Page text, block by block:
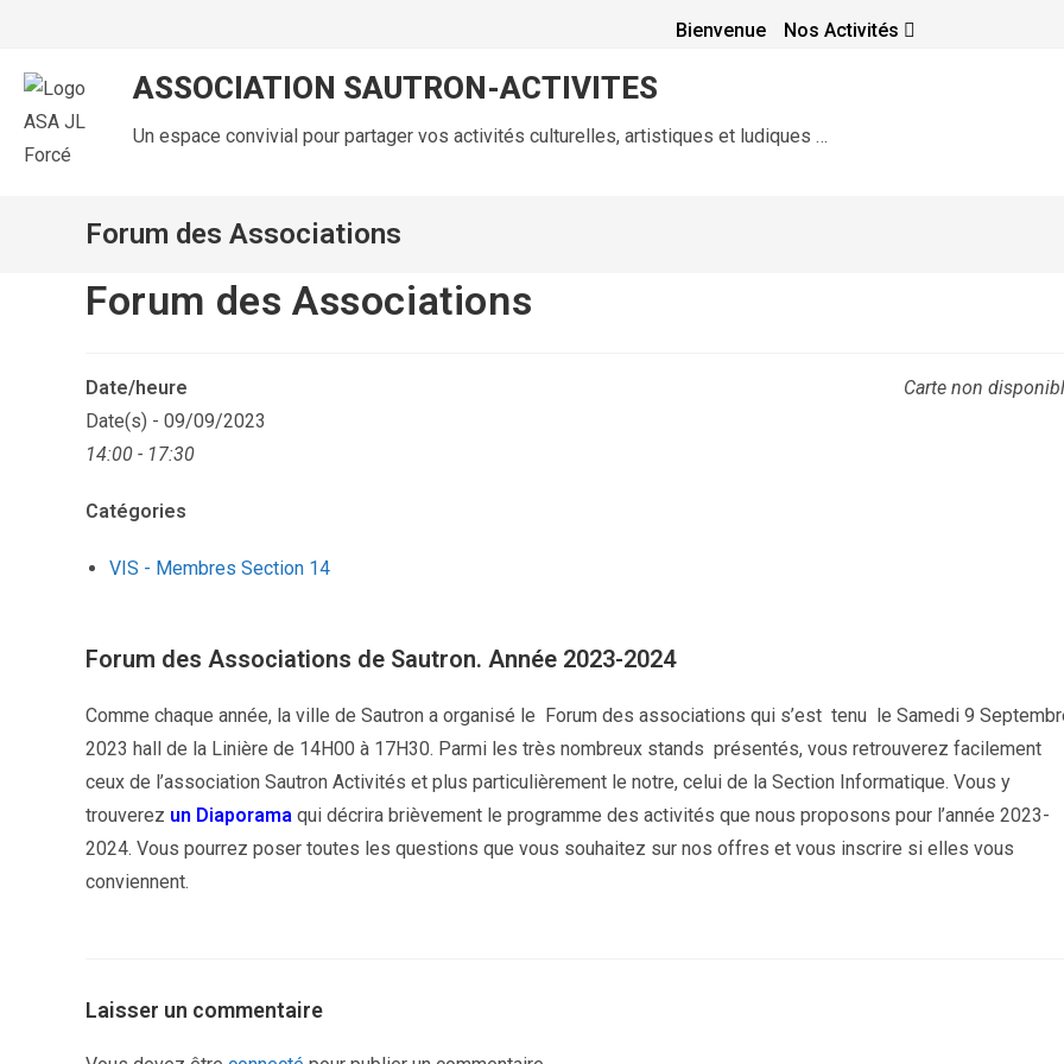
Bienvenue Nos Activités
ASSOCIATION SAUTRON-ACTIVITES
Un espace convivial pour partager vos activités culturelles, artistiques et ludiques …
Forum des Associations
Forum des Associations
Carte non
Date/heure
Date(s) - 09/09/2023
14:00 - 17:30
Catégories
VIS - Membres Section 14
Forum des Associations de Sautron. Année 2023-2024
Comme chaque année, la ville de Sautron a organisé le Forum des associations qui s’est tenu le Samedi 9
2023 hall de la Linière de 14H00 à 17H30. Parmi les très nombreux stands présentés, vous retrouverez facilement
ceux de l’association Sautron Activités et plus particulièrement le notre, celui de la Section Informatique. Vous y
trouverez un Diaporama qui décrira brièvement le programme des activités que nous proposons pour l’année 2023-
2024. Vous pourrez poser toutes les questions que vous souhaitez sur nos offres et vous inscrire si elles vous
conviennent.
Laisser un commentaire